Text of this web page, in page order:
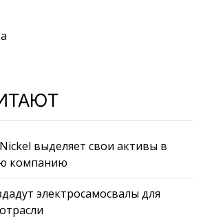
выделяет свои активы в
компанию
электросамосвалы для